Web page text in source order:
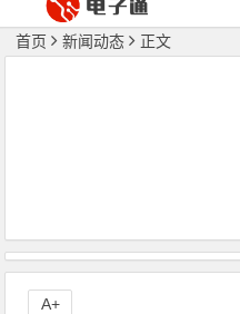
首页 新闻动态 正文
A+